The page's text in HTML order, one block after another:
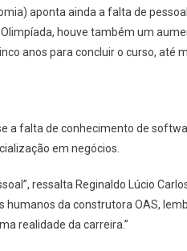
aponta ainda a falta de
houve também um
anos para concluir o curso, até
a falta de conhecimento de
em negócios.
ressalta Reginaldo Lúcio
humanos da construtora OAS,
realidade da carreira.”